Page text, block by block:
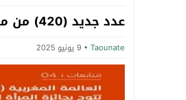
Next عدد جديد (420) من مجلة “صدى تاونات”- يونيو 2025 في الأكشاك والمكتبات
Taounate 9 يونيو 2025